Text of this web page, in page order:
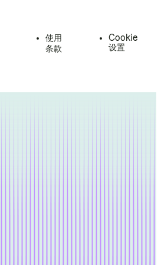
使用
条款
Cookie
设置